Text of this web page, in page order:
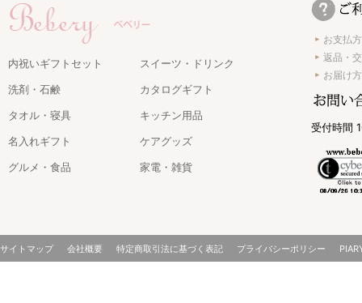
内祝いギフトセット
スイーツ・ドリンク
洗剤・石鹸
カタログギフト
タオル・寝具
キッチン用品
名入れギフト
ケアグッズ
グルメ・食品
家電・雑貨
お支払
返品・
お届け
受付時間
サイトマップ 会社概要 特定商取引法に基づく表記 プライバシーポリシー